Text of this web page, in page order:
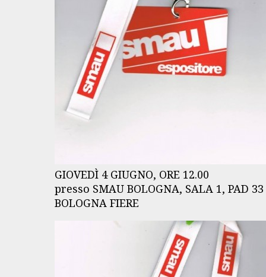
GIOVEDÌ 4 GIUGNO, ORE 12.00
presso SMAU BOLOGNA, SALA 1, PAD 33
BOLOGNA FIERE